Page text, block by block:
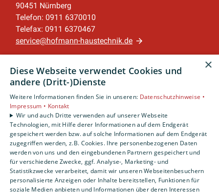
90451 Nürnberg
Telefon: 0911 6370010
Telefax: 0911 6370467
service@hofmann-haustechnik.de
AGB
·Datenschutz ·Impressum
·
Barrierefreiheitserklärung
Leistungen
Privatkunden
Gewerbekunden
Karriere
Unternehmen
Standort
×
Diese Webseite verwendet Cookies und
andere (Dritt-)Dienste
Weitere Informationen finden Sie in unseren: Datenschutzhinweise •
Impressum • Kontakt
Wir und auch Dritte verwenden auf unserer Webseite
Technologien, mit Hilfe derer Informationen auf dem Endgerät
gespeichert werden bzw. auf solche Informationen auf dem Endgerät
zugegriffen werden, z.B. Cookies. Ihre personenbezogenen Daten
werden von uns und den eingebundenen Partnern gespeichert und
für verschiedene Zwecke, ggf. Analyse-, Marketing- und
Statistikzwecke verarbeitet, damit wir unseren Webseitenbesuchern
personalisierte Anzeigen oder Inhalte bereitstellen, Funktionen für
soziale Medien anbieten und Informationen über deren Interessen